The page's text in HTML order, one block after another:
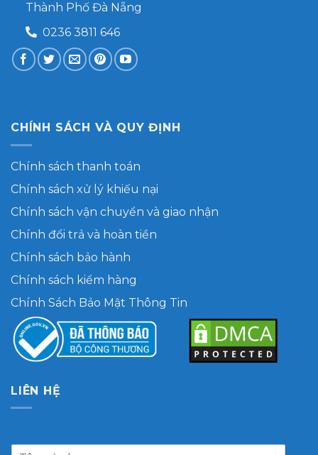
Thành Phố Đà Nẵng
0236 3811 646
CHÍNH SÁCH VÀ QUY ĐỊNH
Chính sách thanh toán
Chính sách xử lý khiếu nại
Chính sách vận chuyển và giao nhận
Chính đổi trả và hoàn tiền
Chính sách bảo hành
Chính sách kiểm hàng
Chính Sách Bảo Mật Thông Tin
LIÊN HỆ